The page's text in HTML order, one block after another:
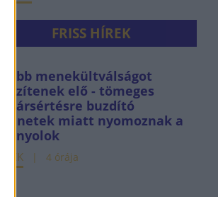
FRISS HÍREK
Újabb menekültválságot
készítenek elő - tömeges
határsértésre buzdító
üzenetek miatt nyomoznak a
spanyolok
HÍREK 4 órája